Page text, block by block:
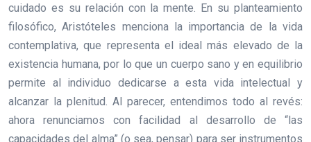
cuidado es su relación con la mente. En su planteamiento
filosófico, Aristóteles menciona la importancia de la vida
contemplativa, que representa el ideal más elevado de la
existencia humana, por lo que un cuerpo sano y en equilibrio
permite al individuo dedicarse a esta vida intelectual y
alcanzar la plenitud. Al parecer, entendimos todo al revés:
ahora renunciamos con facilidad al desarrollo de “las
capacidades del alma” (o sea, pensar) para ser instrumentos